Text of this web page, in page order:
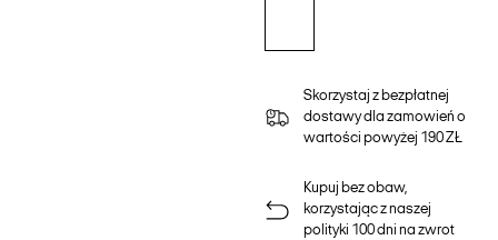
Skorzystaj z bezpłatnej
dostawy dla zamowień o
wartości powyżej 190 ZŁ
Kupuj bez obaw,
korzystając z naszej
polityki 100 dni na zwrot